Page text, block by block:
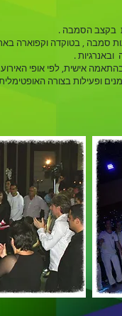
בקצב הסמבה .
סמבה , בטוקדה וקפוארה
.
אישית, לפי אופי
ופעילות בצורה